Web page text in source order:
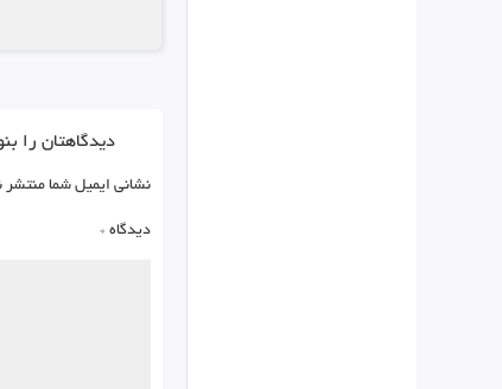
دیدگاهتان را
نشانی ایمیل شما
دیدگاه *